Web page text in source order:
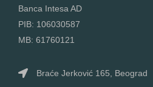
Banca Intesa AD
PIB: 106030587
MB: 61760121
Braće Jerković 165, Beograd